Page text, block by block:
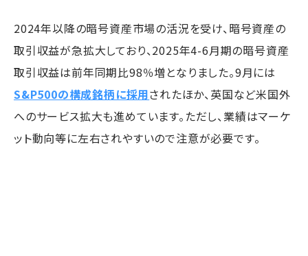
2024年以降の暗号資産市場の活況を受け、暗号資産の
取引収益が急拡大しており、2025年4-6月期の暗号資産
取引収益は前年同期比98％増となりました。9月には
S&P500の構成銘柄に採用されたほか、英国など米国外
へのサービス拡大も進めています。ただし、業績はマーケ
ット動向等に左右されやすいので注意が必要です。